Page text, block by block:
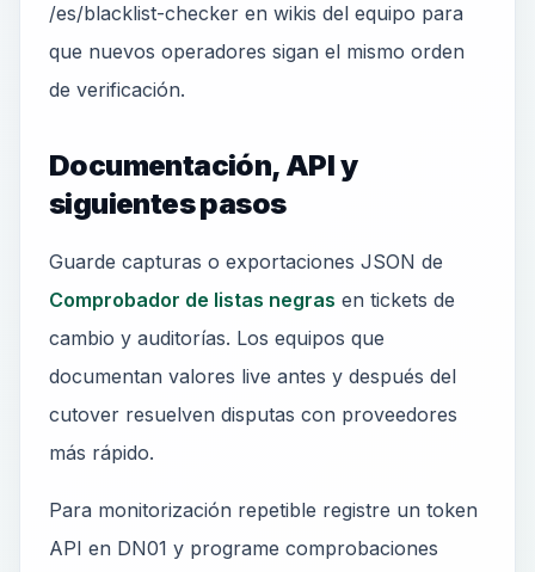
/es/blacklist-checker en wikis del equipo para
que nuevos operadores sigan el mismo orden
de verificación.
Documentación, API y
siguientes pasos
Guarde capturas o exportaciones JSON de
Comprobador de listas negras en tickets de
cambio y auditorías. Los equipos que
documentan valores live antes y después del
cutover resuelven disputas con proveedores
más rápido.
Para monitorización repetible registre un token
API en DN01 y programe comprobaciones